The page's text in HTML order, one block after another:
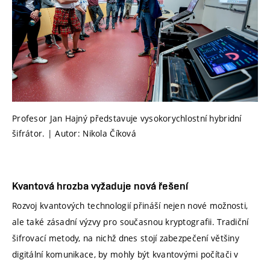
Profesor Jan Hajný představuje vysokorychlostní hybridní
šifrátor. | Autor: Nikola Číková
Kvantová hrozba vyžaduje nová řešení
Rozvoj kvantových technologií přináší nejen nové možnosti,
ale také zásadní výzvy pro současnou kryptografii. Tradiční
šifrovací metody, na nichž dnes stojí zabezpečení většiny
digitální komunikace, by mohly být kvantovými počítači v